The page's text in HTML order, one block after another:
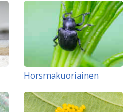
Horsmakuoriainen